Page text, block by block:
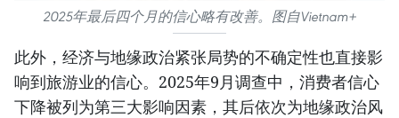
2025年最后四个月的信心略有改善。图自Vietnam+
此外，经济与地缘政治紧张局势的不确定性也直接影
响到旅游业的信心。2025年9月调查中，消费者信心
下降被列为第三大影响因素，其后依次为地缘政治风